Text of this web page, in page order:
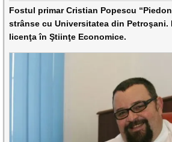
Fostul primar Cristian Popescu
strânse cu Universitatea din Petroşani.
licenţa în Ştiinţe Economice.